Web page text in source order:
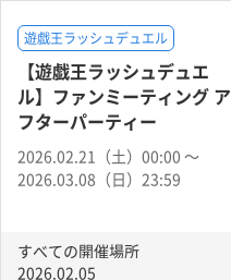
遊戯王ラッシュデュエル
【遊戯王ラッシュデュエ
ル】ファンミーティング ア
フターパーティー
2026.02.21（土）00:00 〜
2026.03.08（日）23:59
すべての開催場所
2026.02.05